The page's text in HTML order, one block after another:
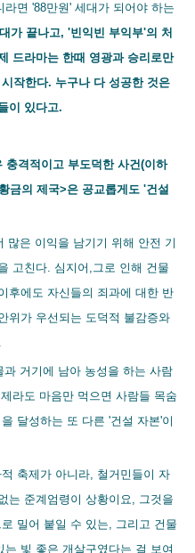
면 '88만원' 세대가 되어야 하는
가 끝나고, '빈익빈 부익부'의 처
드라마는 한때 영광과 승리로만
작한다. 누구나 다 성공한 것은
이 있다고.
격적이고 부도덕한 사건(이하
금의 제국>은 공교롭게도 '건설
많은 이익을 남기기 위해 안전 기
고친다. 심지어,그로 인해 건물
후에도 자신들의 죄과에 대한 반
위가 우선되는 도덕적 불감증와
거기에 남아 농성을 하는 사람
라도 마음만 먹으면 사람들 목숨
달성하는 또 다른 '건설 자본'이
축제가 아니라, 철거민들이 자
는 준계엄령이 상황이요, 그것을
밀어 붙일 수 있는, 그리고 건물
빛 좋은 개살구였다는 걸 보여